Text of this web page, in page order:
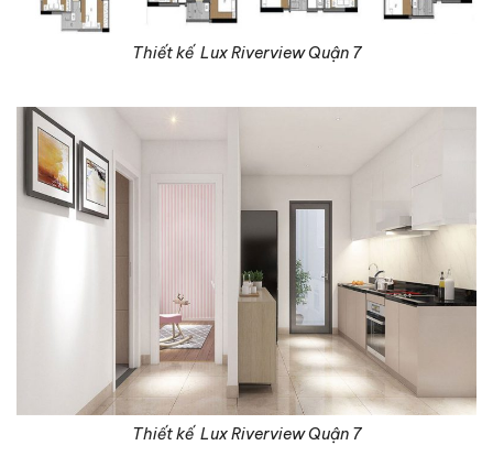
Thiết kế Lux Riverview Quận 7
Thiết kế Lux Riverview Quận 7